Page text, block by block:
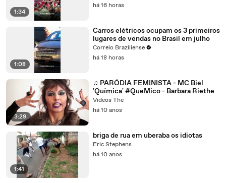
1:34
há 16 horas
1:08
Carros elétricos ocupam os 3 primeiros
lugares de vendas no Brasil em julho
Correio Braziliense
há 18 horas
3:29
♫ PARÓDIA FEMINISTA - MC Biel
'Química' #QueMico - Barbara Riethe
Videos The
há 10 anos
1:41
briga de rua em uberaba os idiotas
Eric Stephens
há 10 anos